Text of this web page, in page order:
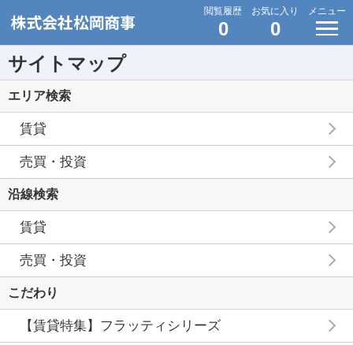
閲覧履歴
0
お気に入り
0
メニュー
サイトマップ
エリア検索
賃貸
売買・投資
沿線検索
賃貸
売買・投資
こだわり
【賃貸特集】フラッティシリーズ